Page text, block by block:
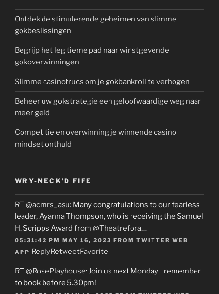
Ontdek de stimulerende geheimen van slimme
gokbeslissingen
Begrijp het legitieme pad naar winstgevende
gokoverwinningen
Slimme casinotrucs om je gokbankroll te verhogen
Beheer uw gokstrategie een geloofwaardige weg naar
meer geld
Competitie en overwinning je winnende casino
mindset onthuld
WRY-NECK’D FIFE
RT @acmrs_asu: Many congratulations to our fearless
leader, Ayanna Thompson, who is receiving the Samuel
H. Scripps Award from @Theatrefora…
05:31:42 PM MAY 16, 2023 FROM TWITTER WEB
APP ReplyRetweetFavorite
RT @RosePlayhouse: Join us next Monday…remember
to book before 5.30pm!